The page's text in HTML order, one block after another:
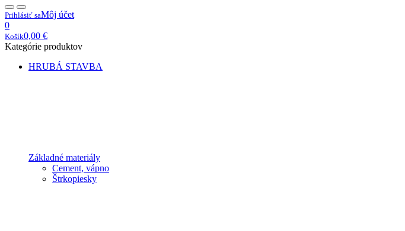
Prihlásiť saMôj účet
0
Košík0,00 €
Kategórie produktov
HRUBÁ STAVBA
Základné materiály
Cement, vápno
Štrkopiesky